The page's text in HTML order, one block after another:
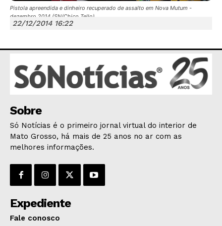
JUNTE-SE NO WHATSAPP
HOME
POLÍTICA
ESPORTES
ECONOMIA
OPINIÃO
EDUCAÇÃO
AGRONOTÍCIAS
ÚLTIMAS NOTÍCIAS
Pistola apreendida e dinheiro recuperado de assalto em Nova Mutum -
dezembro 2014 (SN/Chico Tello)
22/12/2014 16:22
Sobre
Só Notícias é o primeiro jornal virtual do interior de
Mato Grosso, há mais de 25 anos no ar com as
melhores informações.
Expediente
Fale conosco